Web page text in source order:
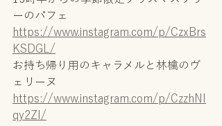
ーのパフェ
https://www.instagram.com/p/CzxBrs
KSDGL/
お持ち帰り用のキャラメルと林檎のヴ
ェリーヌ
https://www.instagram.com/p/CzzhNI
qy2ZI/